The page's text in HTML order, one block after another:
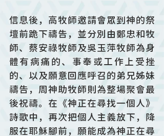
信息後，高牧師邀請會眾到神的祭
壇前跪下禱告，並分別由鄭忠和牧
師、蔡安祿牧師及吳玉萍牧師為身
體有病痛的、事奉或工作上受挫
的、以及願意回應呼召的弟兄姊妹
禱告，周神助牧師則為整場聚會最
後祝禱。在《神正在尋找一個人》
詩歌中，再次把個人主義放下，降
服在耶穌腳前，願能成為神正在尋